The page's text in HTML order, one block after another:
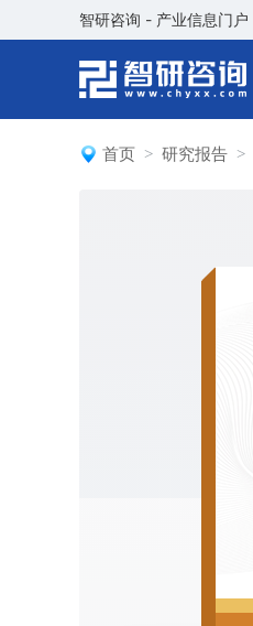
智研咨询 - 产业信息门户
首页 研究报告